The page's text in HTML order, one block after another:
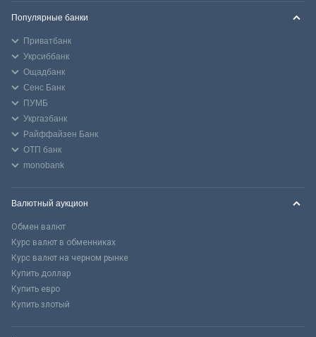
Популярные банки
Приватбанк
Укрсиббанк
Ощадбанк
Сенс Банк
ПУМБ
Укргазбанк
Райффайзен Банк
ОТП банк
monobank
Валютный аукцион
Обмен валют
Курс валют в обменниках
Курс валют на черном рынке
Купить доллар
Купить евро
Купить злотый